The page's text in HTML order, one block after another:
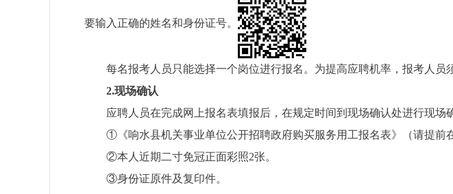
要输入正确的姓名和身份证号。
每名报考人员只能选择一个岗位进行报名。为提高应聘机率，报考人员
2.现场确认
应聘人员在完成网上报名表填报后，在规定时间到现场确认处进行现场
① 《响水县机关事业单位公开招聘政府购买服务用工报名表》（请提前
②本人近期二寸免冠正面彩照2张。
③身份证原件及复印件。